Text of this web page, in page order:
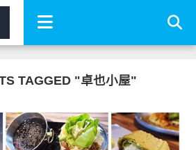
TAGGED "卓也小屋"